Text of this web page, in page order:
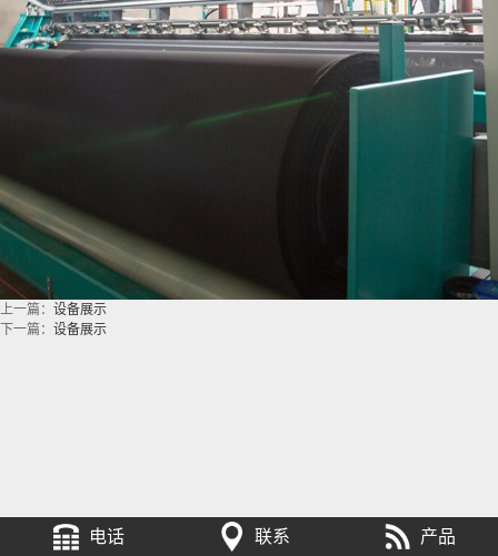
上一篇： 设备展示
下一篇： 设备展示
电话 联系 产品